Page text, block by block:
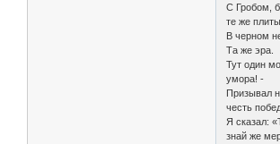
С Гробом,
те же плиты,
В черном
Та же эра.
Тут один
умора! -
Призывал
честь
Я сказал:
знай же